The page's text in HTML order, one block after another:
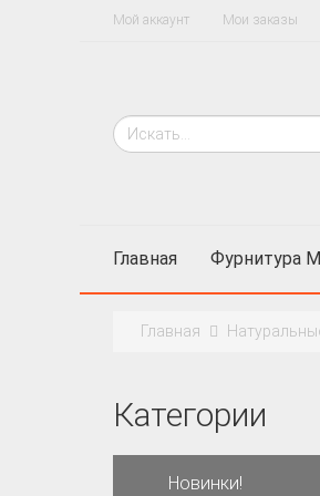
Мой аккаунт Мои заказы
Главная Фурнитура
Главная
Категории
Новинки!